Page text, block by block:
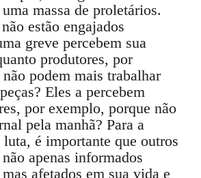
massa de proletários.
estão engajados
greve percebem sua
produtores, por
podem mais trabalhar
Eles a percebem
por exemplo, porque não
pela manhã? Para a
luta, é importante que outros
apenas informados
afetados em sua vida e